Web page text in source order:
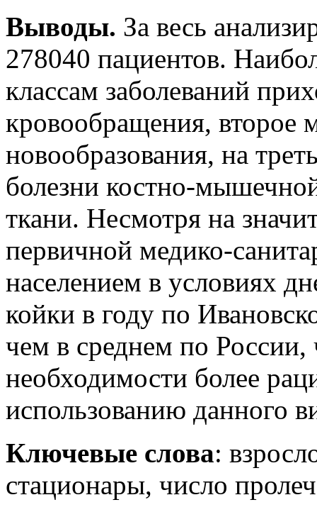
Выводы. За весь
278040 пациентов.
классам заболеваний
кровообращения, второе
новообразования, на
болезни костно-
ткани. Несмотря на
первичной медико-
населением в условиях
койки в году по
чем в среднем по России,
необходимости более
использованию данного
Ключевые слова:
стационары, число